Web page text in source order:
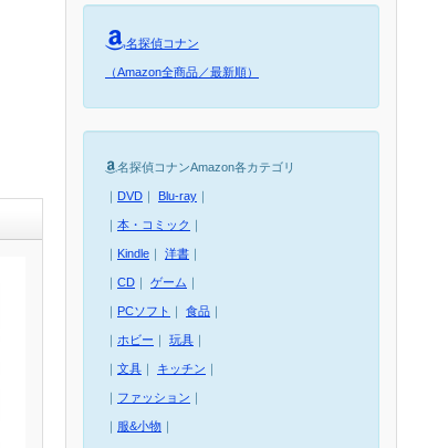
名探偵コナン
（Amazon全商品／最新順）
名探偵コナンAmazon各カテゴリ
｜ DVD ｜ Blu-ray ｜
｜ 本・コミック ｜
｜ Kindle ｜ 洋書 ｜
｜ CD ｜ ゲーム ｜
｜ PCソフト ｜ 食品 ｜
｜ ホビー ｜ 玩具 ｜
｜ 文具 ｜ キッチン ｜
｜ ファッション ｜
｜ 服&小物 ｜